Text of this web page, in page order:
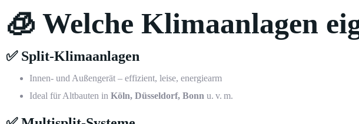
🧊 Welche Klimaanlagen
✅ Split-Klimaanlagen
Innen- und Außengerät – effizient, leise, energiearm
Ideal für Altbauten in Köln, Düsseldorf, Bonn u. v. m.